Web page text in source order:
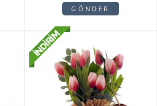
GÖNDER